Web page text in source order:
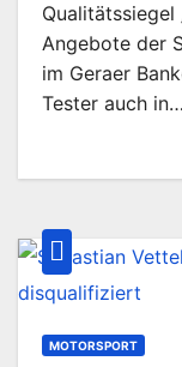
Qualitätssiegel
Angebote der
im Geraer
Tester auch in…
MOTORSPORT